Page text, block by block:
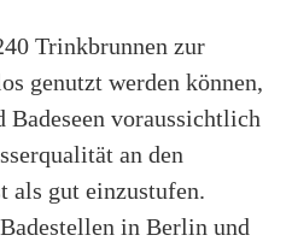
Trinkbrunnen zur
genutzt werden können,
Badeseen voraussichtlich
an den
als gut einzustufen.
in Berlin und